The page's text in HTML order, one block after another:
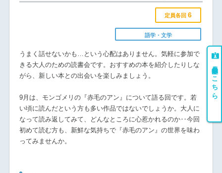
定員各回 6
語学・文学
うまく話せないかも…という心配はありません。気軽に参加で
きる大人のための読書会です。おすすめの本を紹介したりしな
がら、新しい本との出会いを楽しみましょう。
9月は、モンゴメリの『赤毛のアン』について語る回です。若
い頃に読んだという方も多い作品ではないでしょうか。大人に
なって読み返してみて、どんなところに心惹かれるのか‥今回
初めて読む方も、新鮮な気持ちで『赤毛のアン』の世界を味わ
ってみませんか。
会員登録はこちら